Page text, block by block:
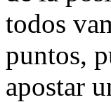
todos
puntos,
apostar